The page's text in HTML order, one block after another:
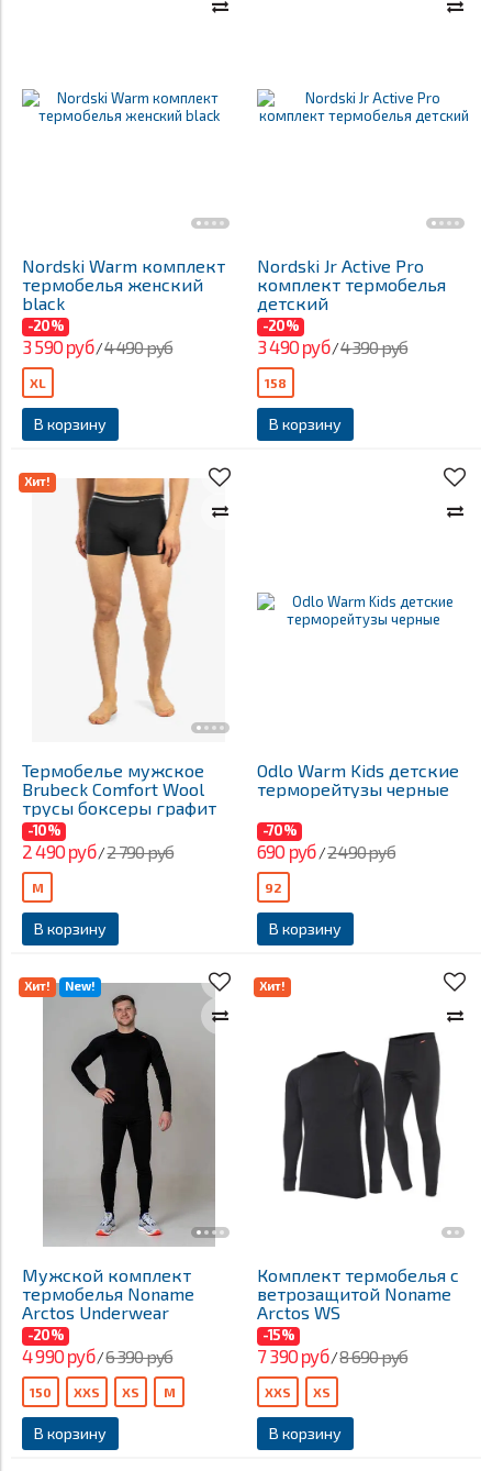
Nordski Warm комплект
термобелья женский
black
-20%
3 590 руб/4 490 руб
В корзину
XL
Nordski Jr Active Pro
комплект термобелья
детский
-20%
3 490 руб/4 390 руб
В корзину
158
Хит!
Термобелье мужское
Brubeck Comfort Wool
трусы боксеры графит
-10%
2 490 руб/2 790 руб
В корзину
M
Odlo Warm Kids детские
терморейтузы черные
-70%
690 руб/2 490 руб
В корзину
92
Хит! New!
Мужской комплект
термобелья Noname
Arctos Underwear
-20%
4 990 руб/6 390 руб
В корзину
150 XXS XS M
Хит!
Комплект термобелья с
ветрозащитой Noname
Arctos WS
-15%
7 390 руб/8 690 руб
В корзину
XXS XS